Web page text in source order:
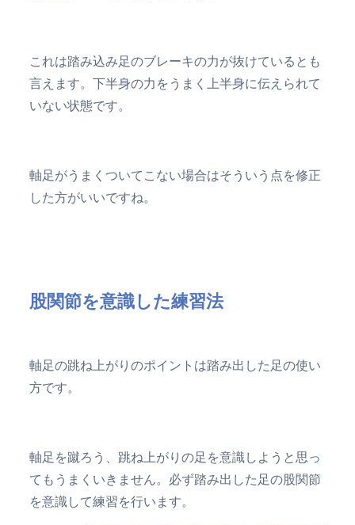
これは踏み込み足のブレーキの力が抜けているとも
言えます。下半身の力をうまく上半身に伝えられて
いない状態です。
軸足がうまくついてこない場合はそういう点を修正
した方がいいですね。
股関節を意識した練習法
軸足の跳ね上がりのポイントは踏み出した足の使い
方です。
軸足を蹴ろう、跳ね上がりの足を意識しようと思っ
てもうまくいきません。必ず踏み出した足の股関節
を意識して練習を行います。